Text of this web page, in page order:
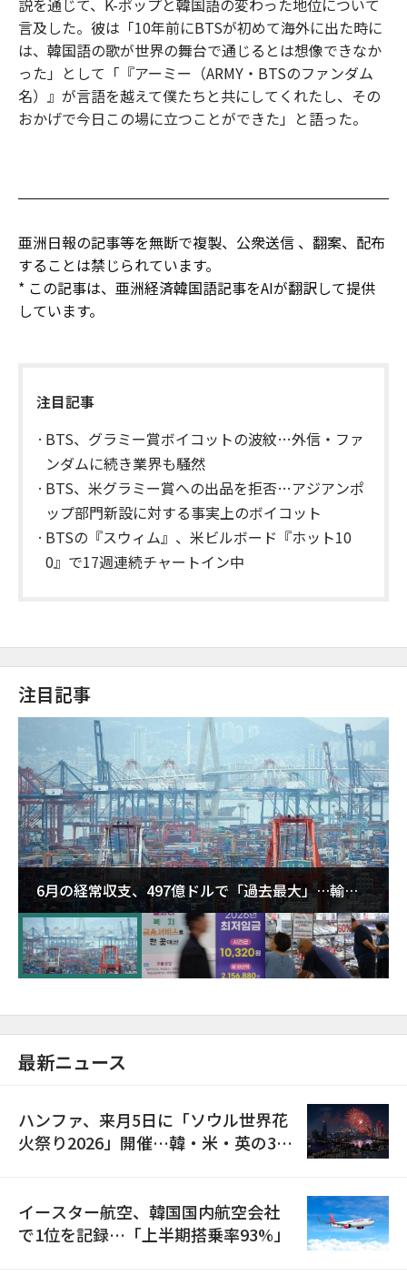
言及した。彼は「10年前にBTSが初めて海外に出た時に
は、韓国語の歌が世界の舞台で通じるとは想像できなか
った」として「『アーミー（ARMY・BTSのファンダム
名）』が言語を越えて僕たちと共にしてくれたし、その
おかげで今日この場に立つことができた」と語った。
亜洲日報の記事等を無断で複製、公衆送信 、翻案、配布
することは禁じられています。
* この記事は、亜洲経済韓国語記事をAIが翻訳して提供
しています。
注目記事
BTS、グラミー賞ボイコットの波紋…外信・ファ
ンダムに続き業界も騒然
BTS、米グラミー賞への出品を拒否…アジアンポ
ップ部門新設に対する事実上のボイコット
BTSの『スウィム』、米ビルボード『ホット10
0』で17週連続チャートイン中
注目記事
6月の経常収支、497億ドルで「過去最大」…輸出
が初の1000億ドル突破
最新ニュース
ハンファ、来月5日に「ソウル世界花
火祭り2026」開催…韓・米・英の3カ
イースター航空、韓国国内航空会社
で1位を記録…「上半期搭乗率93%」